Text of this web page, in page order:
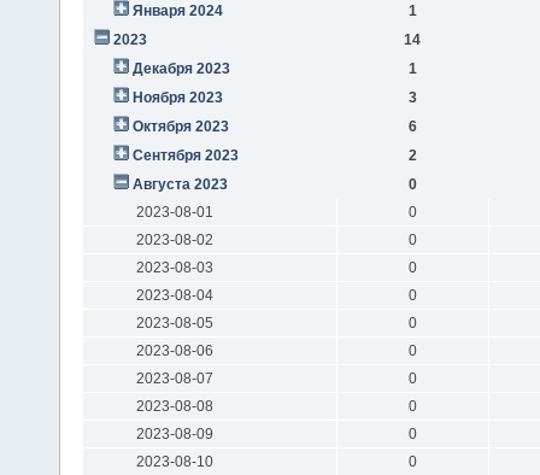
Января 2024
1
2023
14
Декабря 2023
1
Ноября 2023
3
Октября 2023
6
Сентября 2023
2
Августа 2023
0
2023-08-01
0
2023-08-02
0
2023-08-03
0
2023-08-04
0
2023-08-05
0
2023-08-06
0
2023-08-07
0
2023-08-08
0
2023-08-09
0
2023-08-10
0